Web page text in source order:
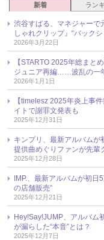
新着 ラン
渋谷すばる、マネジャーで
しゃれクリップ』“バック
2026年3月22日
【STARTO 2025年総まと
ジュニア再編……波乱の一
2026年1月1日
【timelesz 2025年炎上事
イトで謝罪文発表も
2025年12月31日
キンプリ、最新アルバム
提供曲めぐりファンが先輩
2025年12月28日
IMP.、最新アルバムが初
の店舗販売”
2025年12月21日
Hey!Say!JUMP、アルバ
が漏らした“本音”とは？
2025年12月7日